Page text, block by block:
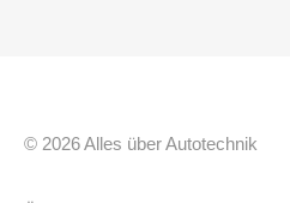
© 2026 Alles über Autotechnik